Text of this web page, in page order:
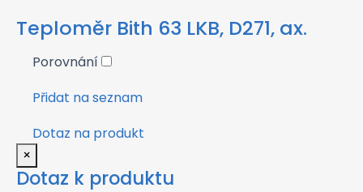
Teploměr Bith 63 LKB, D271, ax.
Porovnání
Přidat na seznam
Dotaz na produkt
×
Dotaz k produktu